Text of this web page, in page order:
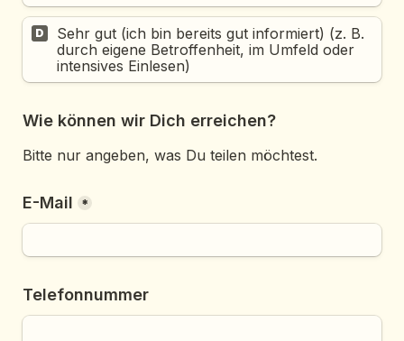
D
Sehr gut (ich bin bereits gut informiert) (z. B.
durch eigene Betroffenheit, im Umfeld oder
intensives Einlesen)
Wie können wir Dich erreichen?
Bitte nur angeben, was Du teilen möchtest.
E-Mail *
Telefonnummer